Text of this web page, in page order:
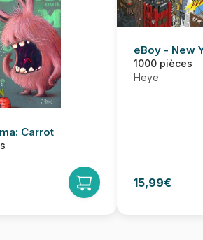
Carrot
eBoy - New
1000 pièces
Heye
15,99€